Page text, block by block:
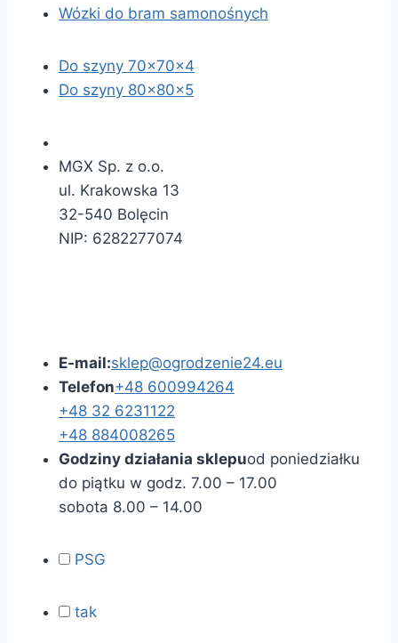
Wózki do bram samonośnych
Do szyny 70x70x4
Do szyny 80x80x5
MGX Sp. z o.o.
ul. Krakowska 13
32-540 Bolęcin
NIP: 6282277074
E-mail:sklep@ogrodzenie24.eu
Telefon+48 600994264
+48 32 6231122
+48 884008265
Godziny działania sklepuod poniedziałku
do piątku w godz. 7.00 – 17.00
sobota 8.00 – 14.00
PSG
tak